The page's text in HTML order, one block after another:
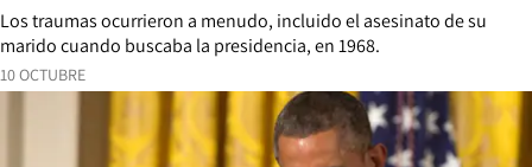
10 OCTUBRE
Los traumas ocurrieron a menudo, incluido el asesinato de su
marido cuando buscaba la presidencia, en 1968.